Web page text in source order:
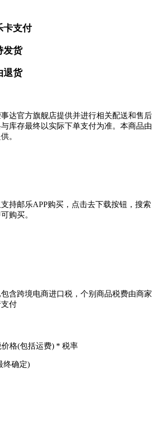
卡支付
发货
退货
达官方旗舰店提供并进行相关配送和售后
库存最终以实际下单支付为准。本商品由
。
持邮乐APP购买，点击去下载按钮，搜索
购买。
含跨境电商进口税，个别商品税费由商家
付
格(包括运费) * 税率
终确定)